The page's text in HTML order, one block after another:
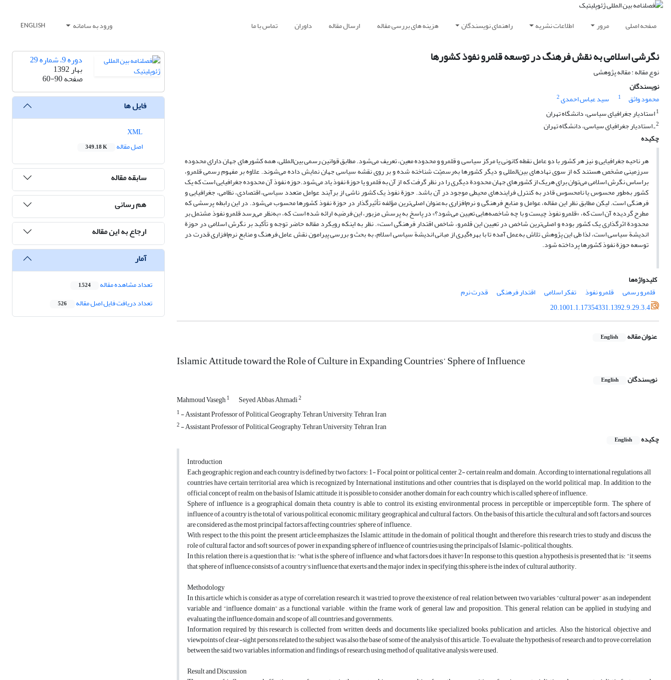
صفحه اصلی مرور اطلاعات نشریه راهنمای نویسندگان هزینه های بررسی مقاله ارسال مقاله داوران تماس با ما ورود به سامانه ENGLISH
نگرشی اسلامی به نقش فرهنگ در توسعه قلمرو نفوذ کشورها
نوع مقاله : مقاله پژوهشی
نویسندگان
محمود واثق
1 سید عباس احمدی2
1استادیار جغرافیای سیاسی، دانشگاه تهران
2ـ استادیار جغرافیای سیاسی، دانشگاه تهران
چکیده
هر ناحیه جغرافیایی و نیز هر کشور با دو عامل نقطه کانونی یا مرکز سیاسی و قلمرو و محدوده معین، تعریف می‌شود. مطابق قوانین رسمی بین‌المللی، همه کشورهای جهان دارای محدوده
سرزمینی مشخص هستند که از سوی نهادهای بین‌المللی و دیگر کشورها به‌رسمیّت شناخته شده و بر روی نقشه سیاسی جهان نمایش داده می‌شوند. علاوه بر مفهوم رسمی قلمرو،
براساس نگرش اسلامی می‌توان برای هریک از کشورهای جهان محدودة دیگری را در نظر گرفت که از آن به قلمرو یا حوزة نفوذ یاد می‌شود.حوزه نفوذ آن محدوده جغرافیایی است که یک
کشور به‌طور محسوس یا نامحسوس قادر به کنترل فرایندهای محیطی موجود در آن باشد. حوزة نفوذ یک کشور ناشی از برآیند عوامل متعدد سیاسی، اقتصادی، نظامی، جغرافیایی و
فرهنگی است. لیکن مطابق نظر این مقاله، عوامل و منابع فرهنگی و نرم‌افزاری به‌عنوان اصلی‌ترین مؤلفه تأثیرگذار در حوزة نفوذ کشورها محسوب می‌شود. در این رابطه پرسشی که
مطرح گردیده آن است که، «قلمرو نفوذ چیست و با چه شاخصه‌هایی تعیین می‌شود؟» در پاسخ به پرسش مزبور، این فرضیه ارائه شده است که، «به‌نظر می‌رسد قلمرو نفوذ مشتمل بر
محدودة اثرگذاری یک کشور بوده و اصلی‌ترین شاخص در تعیین این قلمرو، شاخص اقتدار فرهنگی است». نظر به اینکه رویکرد مقاله حاضر توجه و تأکید بر نگرش اسلامی در حوزة
اندیشة سیاسی است، لذا طی این پژوهش تلاش به‌عمل آمده تا با بهره‌گیری از مبانی اندیشة سیاسی اسلام، به بحث و بررسی پیرامون نقش عامل فرهنگ و منابع نرم‌افزاری قدرت در
توسعه حوزة نفوذ کشورها پرداخته شود.
کلیدواژه‌ها
قلمرو رسمی
قلمرو نفوذ تفکر اسلامی اقتدار فرهنگی
قدرت نرم
20.1001.1.17354331.1392.9.29.3.4
عنوان مقاله English
Islamic Attitude toward the Role of Culture in Expanding Countries’ Sphere of Influence
نویسندگان English
Mahmoud Vasegh1 Seyed Abbas Ahmadi2
1 - Assistant Professor of Political Geography, Tehran University, Tehran, Iran
2 - Assistant Professor of Political Geography, Tehran University, Tehran, Iran
چکیده
English
Introduction
Each geographic region and each country is defined by two factors: 1- Focal point or political center, 2- certain realm and domain. According to international regulations, all
countries have certain territorial area which is recognized by International institutions and other countries that is displayed on the world political map. In addition to the
official concept of realm, on the basis of Islamic attitude, it is possible to consider another domain for each country which is called sphere of influence.
Sphere of influence is a geographical domain theta country is able to control its existing environmental process in perceptible or imperceptible form. The sphere of
influence of a country is the total of various political, economic, military, geographical and cultural factors. On the basis of this article, the cultural and soft factors and sources
are considered as the most principal factors affecting countries' sphere of influence.
With respect to the this point, the present article emphasizes the Islamic attitude in the domain of political thought, and therefore, this research tries to study and discuss the
role of cultural factor and soft sources of power in expanding sphere of influence of countries using the principals of Islamic-political thoughts.
In this relation, there is a question that is: “what is the sphere of influence and what factors does it have? In response to this question, a hypothesis is presented that is: “it seems
that sphere of influence consists of a country’s influence that exerts and the major index in specifying this sphere is the index of cultural authority.
Methodology
In this article which is consider as a type of correlation research, it was tried to prove the existence of real relation between two variables “cultural power” as an independent
variable and “influence domain” as a functional variable , within the frame work of general law and proposition. This general relation can be applied in studying and
evaluating the influence domain and scope of all countries and governments.
Information required by this research is collected from written deeds and documents like specialized books, publication and articles. Also, the historical, objective and
viewpoints of clear-sight persons related to the subject was also the base of some of the analysis of this article. To evaluate the hypothesis of research and to prove correlation
between the said two variables, information and findings of research using method of qualitative analysis were used.
Result and Discussion
دوره 9، شماره 29
بهار 1392
صفحه60-90
فایل ها
اصل مقاله
349.18 K
سابقه مقاله
هم رسانی
ارجاع به این مقاله
آمار
تعداد مشاهده مقاله 1,524
تعداد دریافت فایل اصل مقاله 526